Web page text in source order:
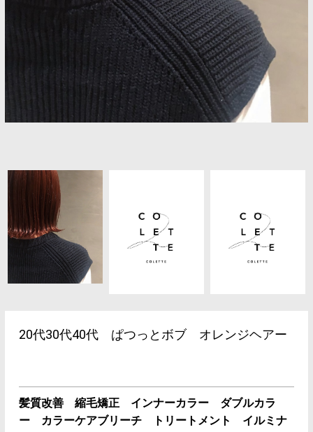
ブログ
フレンドシップ
20代30代40代 ぱつっとボブ オレンジヘアー
髪質改善 縮毛矯正 インナーカラー ダブルカラ
ー カラーケアブリーチ トリートメント イルミナ